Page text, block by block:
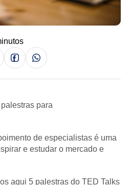
para
de especialistas é uma
e estudar o mercado e
aqui 5 palestras do TED Talks